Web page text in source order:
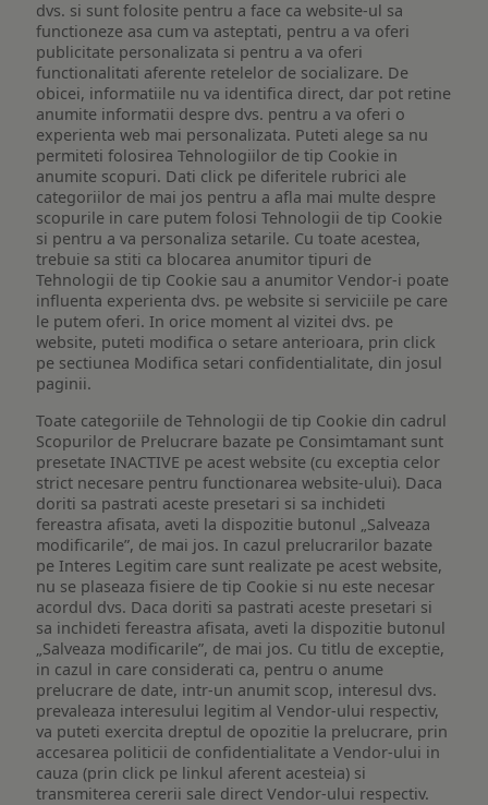
dvs. si sunt folosite pentru a face ca website-ul sa
functioneze asa cum va asteptati, pentru a va oferi
publicitate personalizata si pentru a va oferi
functionalitati aferente retelelor de socializare. De
obicei, informatiile nu va identifica direct, dar pot retine
anumite informatii despre dvs. pentru a va oferi o
experienta web mai personalizata. Puteti alege sa nu
permiteti folosirea Tehnologiilor de tip Cookie in
anumite scopuri. Dati click pe diferitele rubrici ale
categoriilor de mai jos pentru a afla mai multe despre
scopurile in care putem folosi Tehnologii de tip Cookie
si pentru a va personaliza setarile. Cu toate acestea,
trebuie sa stiti ca blocarea anumitor tipuri de
Tehnologii de tip Cookie sau a anumitor Vendor-i poate
influenta experienta dvs. pe website si serviciile pe care
le putem oferi. In orice moment al vizitei dvs. pe
website, puteti modifica o setare anterioara, prin click
pe sectiunea Modifica setari confidentialitate, din josul
paginii.
Toate categoriile de Tehnologii de tip Cookie din cadrul
Scopurilor de Prelucrare bazate pe Consimtamant sunt
presetate INACTIVE pe acest website (cu exceptia celor
strict necesare pentru functionarea website-ului). Daca
doriti sa pastrati aceste presetari si sa inchideti
fereastra afisata, aveti la dispozitie butonul „Salveaza
modificarile”, de mai jos. In cazul prelucrarilor bazate
pe Interes Legitim care sunt realizate pe acest website,
nu se plaseaza fisiere de tip Cookie si nu este necesar
acordul dvs. Daca doriti sa pastrati aceste presetari si
sa inchideti fereastra afisata, aveti la dispozitie butonul
„Salveaza modificarile”, de mai jos. Cu titlu de exceptie,
in cazul in care considerati ca, pentru o anume
prelucrare de date, intr-un anumit scop, interesul dvs.
prevaleaza interesului legitim al Vendor-ului respectiv,
va puteti exercita dreptul de opozitie la prelucrare, prin
accesarea politicii de confidentialitate a Vendor-ului in
cauza (prin click pe linkul aferent acesteia) si
transmiterea cererii sale direct Vendor-ului respectiv.